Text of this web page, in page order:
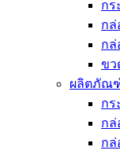
กร
กล่
กล่
ขว
ผลิตภัณ
กร
กล่
กล่